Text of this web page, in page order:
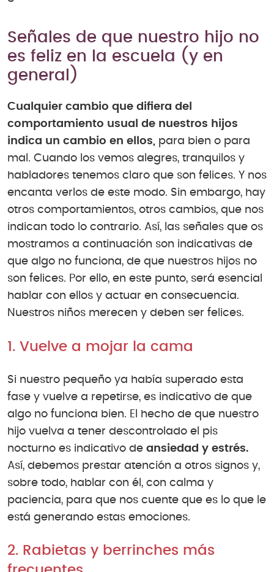
Señales de que nuestro hijo no
es feliz en la escuela (y en
general)
Cualquier cambio que difiera del
comportamiento usual de nuestros hijos
indica un cambio en ellos, para bien o para
mal. Cuando los vemos alegres, tranquilos y
habladores tenemos claro que son felices. Y nos
encanta verlos de este modo. Sin embargo, hay
otros comportamientos, otros cambios, que nos
indican todo lo contrario. Así, las señales que os
mostramos a continuación son indicativas de
que algo no funciona, de que nuestros hijos no
son felices. Por ello, en este punto, será esencial
hablar con ellos y actuar en consecuencia.
Nuestros niños merecen y deben ser felices.
1. Vuelve a mojar la cama
Si nuestro pequeño ya había superado esta
fase y vuelve a repetirse, es indicativo de que
algo no funciona bien. El hecho de que nuestro
hijo vuelva a tener descontrolado el pis
nocturno es indicativo de ansiedad y estrés.
Así, debemos prestar atención a otros signos y,
sobre todo, hablar con él, con calma y
paciencia, para que nos cuente que es lo que le
está generando estas emociones.
2. Rabietas y berrinches más